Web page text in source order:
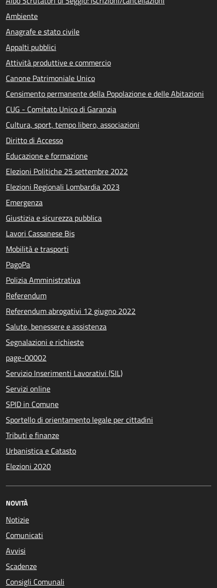
Ambiente
Anagrafe e stato civile
Appalti pubblici
Attività produttive e commercio
Canone Patrimoniale Unico
Censimento permanente della Popolazione e delle Abitazioni
CUG - Comitato Unico di Garanzia
Cultura, sport, tempo libero, associazioni
Diritto di Accesso
Educazione e formazione
Elezioni Politiche 25 settembre 2022
Elezioni Regionali Lombardia 2023
Emergenza
Giustizia e sicurezza pubblica
Lavori Cassanese Bis
Mobilità e trasporti
PagoPa
Polizia Amministrativa
Referendum
Referendum abrogativi 12 giugno 2022
Salute, benessere e assistenza
Segnalazioni e richieste
page-00002
Servizio Inserimenti Lavorativi (SIL)
Servizi online
SPID in Comune
Sportello di orientamento legale per cittadini
Tributi e finanze
Urbanistica e Catasto
Elezioni 2020
NOVITÀ
Notizie
Comunicati
Avvisi
Scadenze
Consigli Comunali